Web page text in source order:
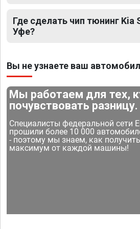
Где сделать чип тюнинг Kia
Уфе?
Вы не узнаете ваш
Мы работаем для тех,
почувствовать разницу.
Специалисты федеральной сети
прошили более 10 000
- поэтому мы знаем, как
максимум от каждой машины!